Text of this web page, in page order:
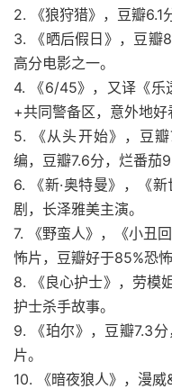
2. 《狼狩猎》，豆瓣6.1
3. 《晒后假日》，豆瓣
高分电影之一。
4. 《6/45》，又译《乐
+共同警备区，意外地好
5. 《从头开始》，豆
编，豆瓣7.6分，烂番茄
6. 《新·奥特曼》，《
剧，长泽雅美主演。
7. 《野蛮人》，《小丑
怖片，豆瓣好于85%恐怖
8. 《良心护士》，劳模
护士杀手故事。
9. 《珀尔》，豆瓣7.3
片。
10. 《暗夜狼人》，漫